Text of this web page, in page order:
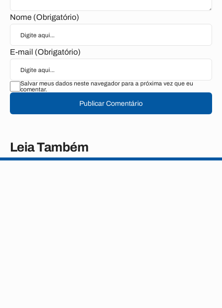
Nome (Obrigatório)
E-mail (Obrigatório)
Salvar meus dados neste navegador para a próxima vez que eu
comentar.
Publicar Comentário
Leia Também